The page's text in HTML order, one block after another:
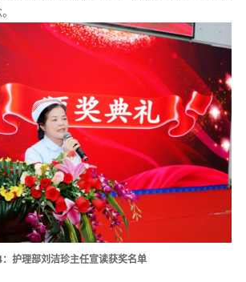
：护理部刘洁珍主任宣读获奖名单